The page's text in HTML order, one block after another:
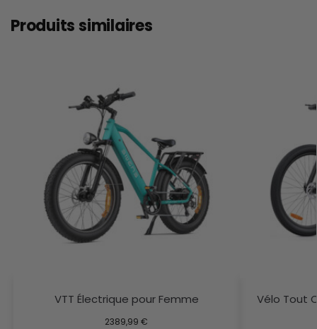
Produits similaires
VTT Électrique pour Femme
2389,99€
Vélo Tout